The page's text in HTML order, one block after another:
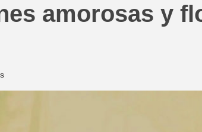
amorosas y